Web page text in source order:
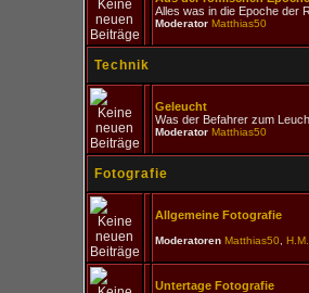
Alles was in die Epoche der
Moderator Matthias50
Technik
Geleucht
Was der Befahrer zum
Moderator Matthias50
Fotografie
Allgemeine Fotografie
Moderatoren Matthias50, H.M.
Untertage Fotografie